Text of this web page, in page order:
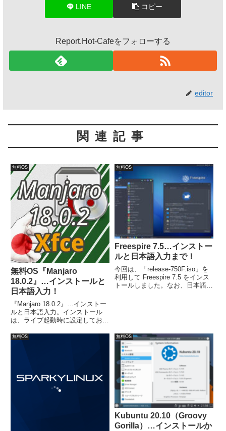
LINE コピー
Report.Hot-Cafeをフォローする
editor
関連記事
無料OS
無料OS『Manjaro
18.0.2』…インストールと
日本語入力！
『Manjaro 18.0.2』…インストー
ルと日本語入力。インストール
は、ライブ起動時に設定しておけ
だけで済みます。日本語入力は、
無料OS
Freespire 7.5…インストー
ルと日本語入力まで！
今回は、「release-750F.iso」を
利用して Freespire 7.5 をインス
トールしました。なお、日本語入
無料OS 無料OS
Kubuntu 20.10（Groovy
Gorilla）…インストールか